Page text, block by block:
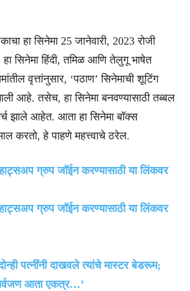
हा सिनेमा 25 जानेवारी, 2023 रोजी
सिनेमा हिंदी, तमिळ आणि तेलुगू भाषेत
वृत्तांनुसार, ‘पठाण’ सिनेमाची शूटिंग
आहे. तसेच, हा सिनेमा बनवण्यासाठी तब्बल
झाले आहेत. आता हा सिनेमा बॉक्स
करतो, हे पाहणे महत्त्वाचे ठरेल.
ग्रुप जॉईन करण्यासाठी या लिंकवर
ग्रुप जॉईन करण्यासाठी या लिंकवर
पत्नींनी दाखवले त्यांचे मास्टर बेडरूम;
आता एकत्र…’